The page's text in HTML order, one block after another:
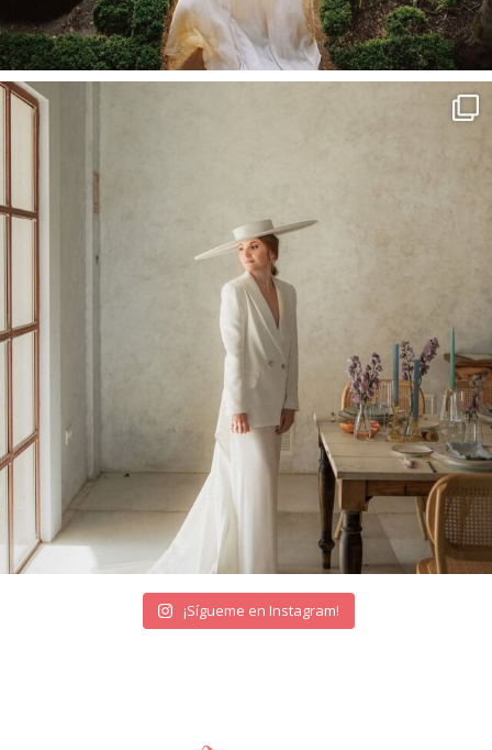
¡Sígueme en Instagram!